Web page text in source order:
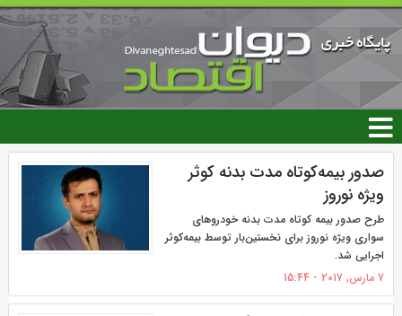
رفتن
محتوای
اصلی
صدور بیمه‌کوتاه مدت بدنه کوثر
ویژه نوروز
طرح صدور بیمه کوتاه مدت بدنه خودروهای
سواری ویژه نوروز برای نخستین‌بار توسط بیمه‌کوثر
اجرایی شد.
7 مارس, 2017 - 15:44
صفحه‌ها